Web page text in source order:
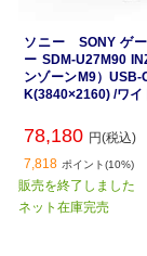
ソニー SONY ゲ
ー SDM-U27M90
ンゾーンM9）USB-
K(3840×2160) /ワイ
78,180 円(税込)
7,818 ポイント(10%)
販売を終了しました
ネット在庫完売